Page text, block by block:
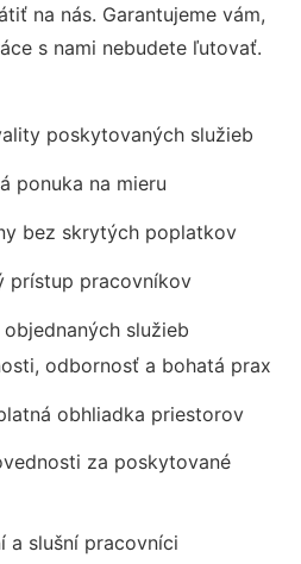
na nás. Garantujeme vám,
s nami nebudete ľutovať.
poskytovaných služieb
ponuka na mieru
bez skrytých poplatkov
prístup pracovníkov
služieb
odbornosť a bohatá prax
obhliadka priestorov
za poskytované
a slušní pracovníci